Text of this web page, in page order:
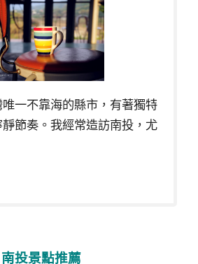
一不靠海的縣市，有著獨特
節奏。我經常造訪南投，尤
南投景點推薦